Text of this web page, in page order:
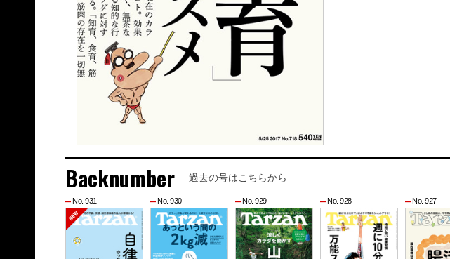
Backnumber 過去の号はこちらから
No. 931 No. 930 No. 929 No. 928 No. 927